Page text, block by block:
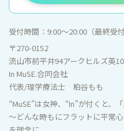
受付時間： 9:00〜20:00（最終受付
〒270-0152
流山市前平井94アークヒルズ英
In MuSE.合同会社
代表/理学療法士 粕谷もも
“MuSE”は女神、“In”が付くと、
～どんな時もにフラットに平常